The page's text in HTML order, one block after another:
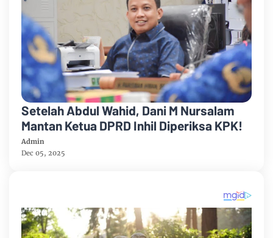
Setelah Abdul Wahid, Dani M Nursalam
Mantan Ketua DPRD Inhil Diperiksa KPK!
Admin
Dec 05, 2025